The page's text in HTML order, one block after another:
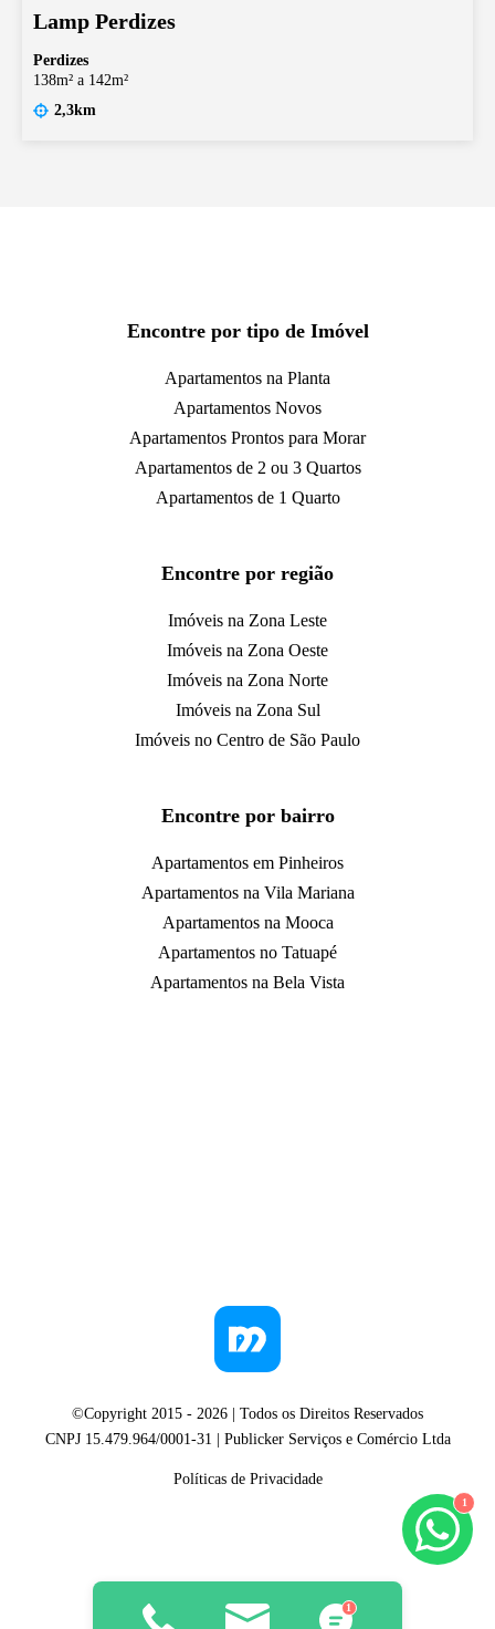
1
1
Lamp Perdizes
Perdizes
138m² a 142m²
2,3km
Encontre por tipo de Imóvel
Apartamentos na Planta
Apartamentos Novos
Apartamentos Prontos para Morar
Apartamentos de 2 ou 3 Quartos
Apartamentos de 1 Quarto
Encontre por região
Imóveis na Zona Leste
Imóveis na Zona Oeste
Imóveis na Zona Norte
Imóveis na Zona Sul
Imóveis no Centro de São Paulo
Encontre por bairro
Apartamentos em Pinheiros
Apartamentos na Vila Mariana
Apartamentos na Mooca
Apartamentos no Tatuapé
Apartamentos na Bela Vista
©Copyright 2015 - 2026 | Todos os Direitos Reservados
CNPJ 15.479.964/0001-31 | Publicker Serviços e Comércio Ltda
Políticas de Privacidade